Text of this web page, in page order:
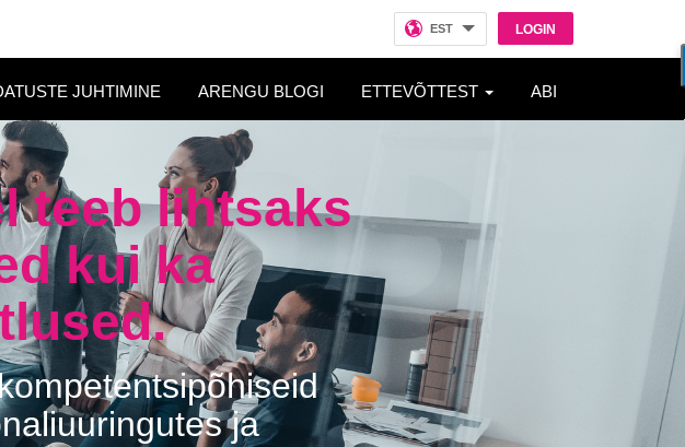
LOGIN
EST
JUHTIMINE ARENGU BLOGI ETTEVÕTTEST ABI
teeb lihtsaks
kui ka
ja